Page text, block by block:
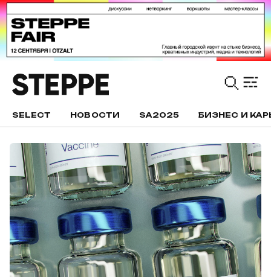
SELECT НОВОСТИ SA2025 БИЗНЕС И